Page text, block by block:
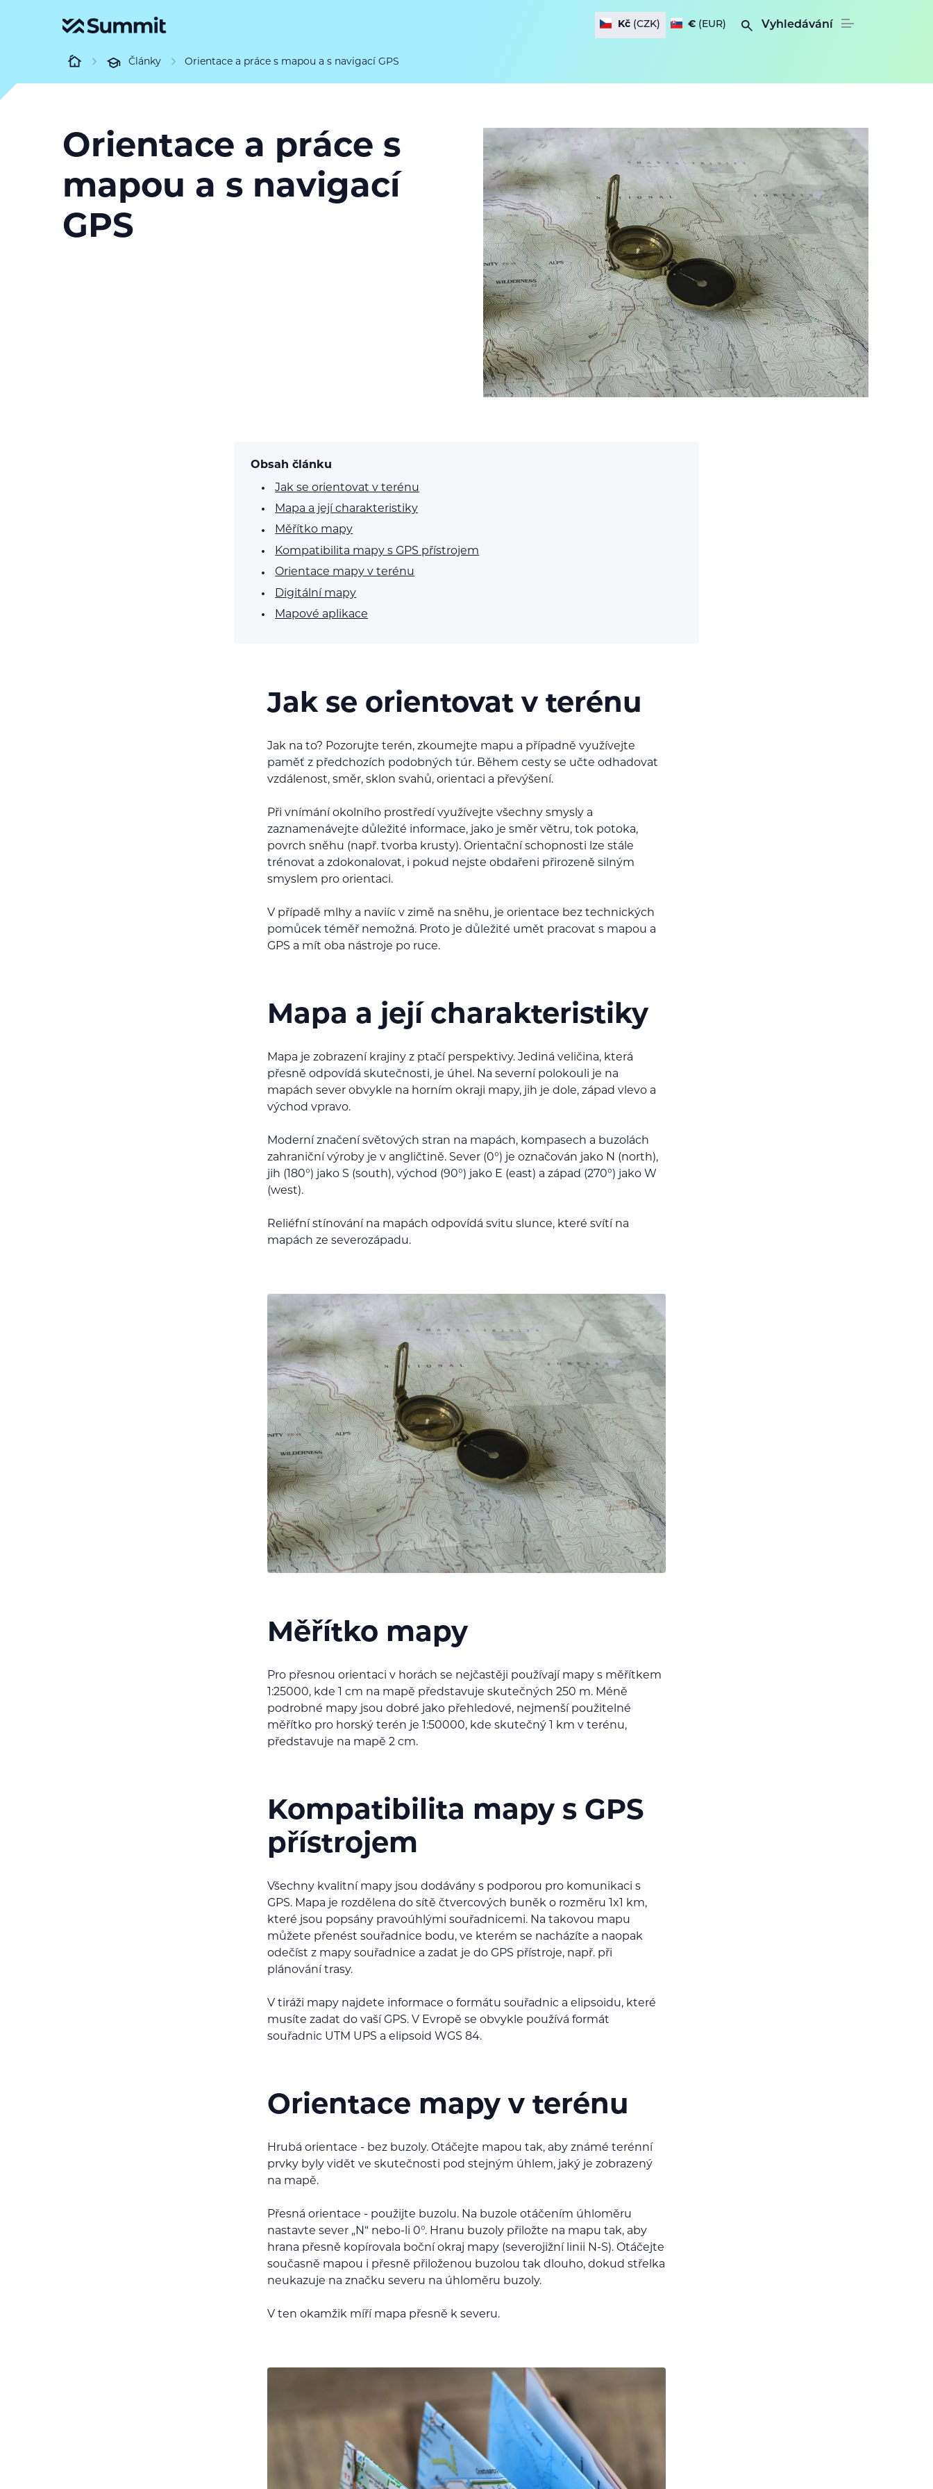
Kč(CZK) € (EUR) Vyhledávání
Články Orientace a práce s mapou a s navigací GPS
Orientace a práce s
mapou a s navigací
GPS
Obsah článku
Jak se orientovat v terénu
Mapa a její charakteristiky
Měřítko mapy
Kompatibilita mapy s GPS přístrojem
Orientace mapy v terénu
Digitální mapy
Mapové aplikace
Jak se orientovat v terénu
Jak na to? Pozorujte terén, zkoumejte mapu a případně využívejte
paměť z předchozích podobných túr. Během cesty se učte odhadovat
vzdálenost, směr, sklon svahů, orientaci a převýšení.
Při vnímání okolního prostředí využívejte všechny smysly a
zaznamenávejte důležité informace, jako je směr větru, tok potoka,
povrch sněhu (např. tvorba krusty). Orientační schopnosti lze stále
trénovat a zdokonalovat, i pokud nejste obdařeni přirozeně silným
smyslem pro orientaci.
V případě mlhy a naviíc v zimě na sněhu, je orientace bez technických
pomůcek téměř nemožná. Proto je důležité umět pracovat s mapou a
GPS a mít oba nástroje po ruce.
Mapa a její charakteristiky
Mapa je zobrazení krajiny z ptačí perspektivy. Jediná veličina, která
přesně odpovídá skutečnosti, je úhel. Na severní polokouli je na
mapách sever obvykle na horním okraji mapy, jih je dole, západ vlevo a
východ vpravo.
Moderní značení světových stran na mapách, kompasech a buzolách
zahraniční výroby je v angličtině. Sever (0°) je označován jako N (north),
jih (180°) jako S (south), východ (90°) jako E (east) a západ (270°) jako W
(west).
Reliéfní stínování na mapách odpovídá svitu slunce, které svítí na
mapách ze severozápadu.
Měřítko mapy
Pro přesnou orientaci v horách se nejčastěji používají mapy s měřítkem
1:25000, kde 1 cm na mapě představuje skutečných 250 m. Méně
podrobné mapy jsou dobré jako přehledové, nejmenší použitelné
měřítko pro horský terén je 1:50000, kde skutečný 1 km v terénu,
představuje na mapě 2 cm.
Kompatibilita mapy s GPS
přístrojem
Všechny kvalitní mapy jsou dodávány s podporou pro komunikaci s
GPS. Mapa je rozdělena do sítě čtvercových buněk o rozměru 1x1 km,
které jsou popsány pravoúhlými souřadnicemi. Na takovou mapu
můžete přenést souřadnice bodu, ve kterém se nacházíte a naopak
odečíst z mapy souřadnice a zadat je do GPS přístroje, např. při
plánování trasy.
V tiráži mapy najdete informace o formátu souřadnic a elipsoidu, které
musíte zadat do vaší GPS. V Evropě se obvykle používá formát
souřadnic UTM UPS a elipsoid WGS 84.
Orientace mapy v terénu
Hrubá orientace - bez buzoly. Otáčejte mapou tak, aby známé terénní
prvky byly vidět ve skutečnosti pod stejným úhlem, jaký je zobrazený
na mapě.
Přesná orientace - použijte buzolu. Na buzole otáčením úhloměru
nastavte sever „N“ nebo-li 0°. Hranu buzoly přiložte na mapu tak, aby
hrana přesně kopírovala boční okraj mapy (severojižní linii N-S). Otáčejte
současně mapou i přesně přiloženou buzolou tak dlouho, dokud střelka
neukazuje na značku severu na úhloměru buzoly.
V ten okamžik míří mapa přesně k severu.